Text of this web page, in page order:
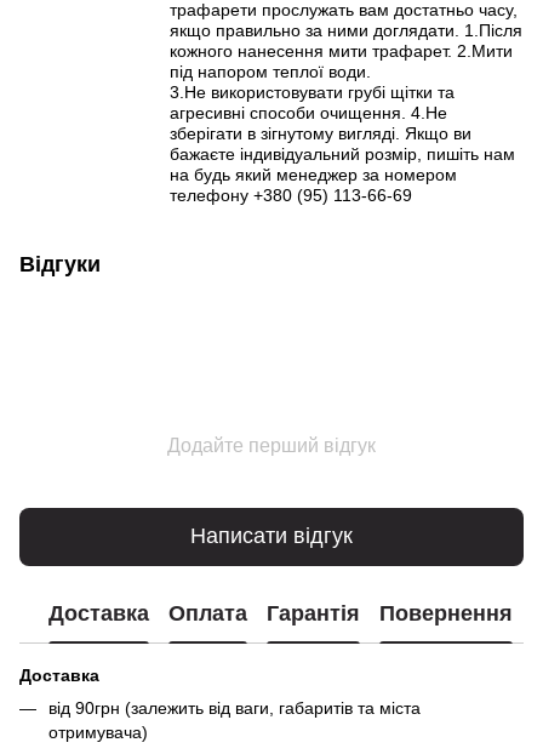
трафарети прослужать вам достатньо часу,
якщо правильно за ними доглядати. 1.Після
кожного нанесення мити трафарет. 2.Мити
під напором теплої води.
3.Не використовувати грубі щітки та
агресивні способи очищення. 4.Не
зберігати в зігнутому вигляді. Якщо ви
бажаєте індивідуальний розмір, пишіть нам
на будь який менеджер за номером
телефону +380 (95) 113-66-69
Відгуки
Додайте перший відгук
Написати відгук
Доставка Оплата Гарантія Повернення
Доставка
від 90грн (залежить від ваги, габаритів та міста
отримувача)